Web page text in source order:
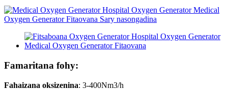
Famaritana fohy:
Fahaizana oksizenina: 3-400Nm3/h